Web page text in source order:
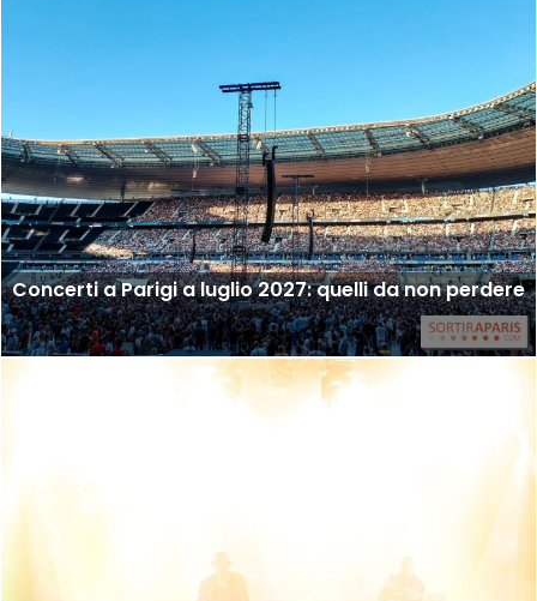
Concerti a Parigi a luglio 2027: quelli da non perdere